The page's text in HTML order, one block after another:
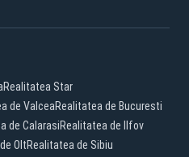
Realitatea Star
de ValceaRealitatea de Bucuresti
de CalarasiRealitatea de Ilfov
OltRealitatea de Sibiu